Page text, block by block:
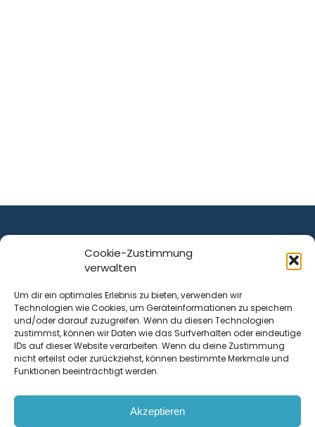
Cookie-Zustimmung
verwalten
Um dir ein optimales Erlebnis zu bieten, verwenden wir
Technologien wie Cookies, um Geräteinformationen zu speichern
und/oder darauf zuzugreifen. Wenn du diesen Technologien
zustimmst, können wir Daten wie das Surfverhalten oder eindeutige
IDs auf dieser Website verarbeiten. Wenn du deine Zustimmung
nicht erteilst oder zurückziehst, können bestimmte Merkmale und
Funktionen beeinträchtigt werden.
Akzeptieren
ist ein Service von
Krenn Real GmbH
Tischlerstraße 12
4050Traun| Österreich
Kontakt